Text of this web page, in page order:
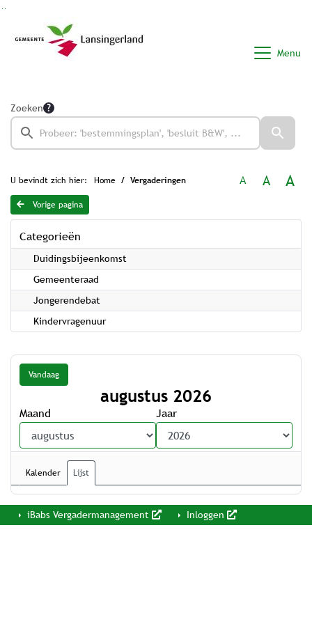
Menu
Zoeken
U bevindt zich hier: Home Vergaderingen A A A
Vorige pagina
Categorieën
Duidingsbijeenkomst
Gemeenteraad
Jongerendebat
Kindervragenuur
Vandaag
augustus 2026
Maand Jaar
Kalender Lijst
iBabs Vergadermanagement Inloggen